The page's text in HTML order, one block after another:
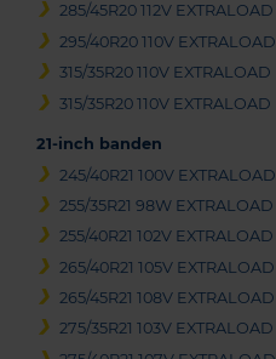
285/45R20 112V EXTRALOAD
295/40R20 110V EXTRALOAD
315/35R20 110V EXTRALOAD
315/35R20 110V EXTRALOAD
21-inch banden
245/40R21 100V EXTRALOAD
255/35R21 98W EXTRALOAD
255/40R21 102V EXTRALOAD
265/40R21 105V EXTRALOAD
265/45R21 108V EXTRALOAD
275/35R21 103V EXTRALOAD